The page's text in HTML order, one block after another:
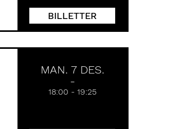
BILLETTER
MAN. 7 DES.
18:00 - 19:25